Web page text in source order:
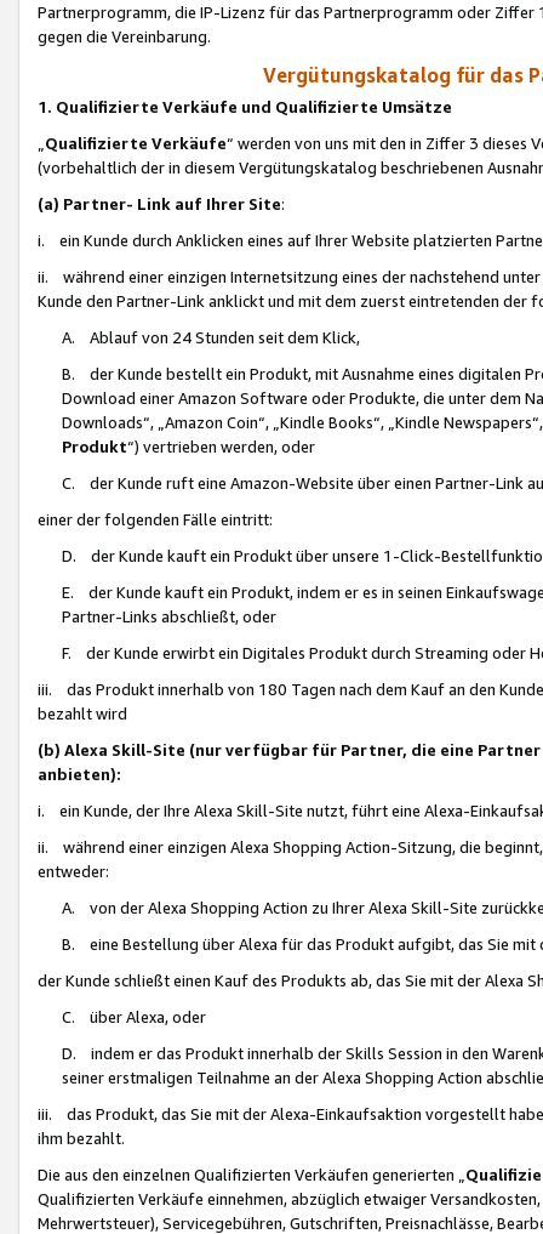
Partnerprogramm, die IP-Lizenz für das Partnerprogramm oder
gegen die Vereinbarung.
Vergütungskatalog für das
1. Qualifizierte Verkäufe und Qualifizierte Umsätze
Qualifizierte Verkäufe“ werden von uns mit den in Ziffer 3
(vorbehaltlich der in diesem Vergütungskatalog beschriebenen
(a) Partner- Link auf Ihrer Site:
i. ein Kunde durch Anklicken eines auf Ihrer Website platzierten
ii. während einer einzigen Internetsitzung eines der nachstehend
Kunde den Partner-Link anklickt und mit dem zuerst eintretenden der
A. Ablauf von 24 Stunden seit dem Klick,
B. der Kunde bestellt ein Produkt, mit Ausnahme eines digitalen
Download einer Amazon Software oder Produkte, die unter dem
Downloads“, „Amazon Coin“, „Kindle Books“, „Kindle
Produkt“) vertrieben werden, oder
C. der Kunde ruft eine Amazon-Website über einen Partner-Link
einer der folgenden Fälle eintritt:
D. der Kunde kauft ein Produkt über unsere 1-Click-
E. der Kunde kauft ein Produkt, indem er es in seinen
Partner-Links abschließt, oder
F. der Kunde erwirbt ein Digitales Produkt durch Streaming oder
iii. das Produkt innerhalb von 180 Tagen nach dem Kauf an den
bezahlt wird
(b) Alexa Skill-Site (nur verfügbar für Partner, die eine
anbieten):
i. ein Kunde, der Ihre Alexa Skill-Site nutzt, führt eine Alexa-
ii. während einer einzigen Alexa Shopping Action-Sitzung, die
entweder:
A. von der Alexa Shopping Action zu Ihrer Alexa Skill-Site
B. eine Bestellung über Alexa für das Produkt aufgibt, das Sie mit
der Kunde schließt einen Kauf des Produkts ab, das Sie mit der Alexa
C. über Alexa, oder
D. indem er das Produkt innerhalb der Skills Session in den
seiner erstmaligen Teilnahme an der Alexa Shopping Action
iii. das Produkt, das Sie mit der Alexa-Einkaufsaktion vorgestellt
ihm bezahlt.
Die aus den einzelnen Qualifizierten Verkäufen generierten „
Qualifizierten Verkäufe einnehmen, abzüglich etwaiger
Mehrwertsteuer), Servicegebühren, Gutschriften, Preisnachlässe,